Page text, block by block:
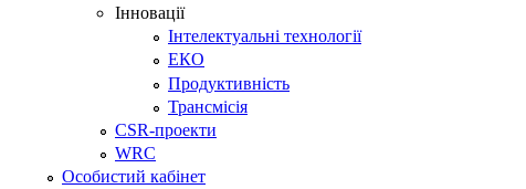
Інновації
Інтелектуальні технології
ЕКО
Продуктивність
Трансмісія
CSR-проекти
WRC
Особистий кабінет